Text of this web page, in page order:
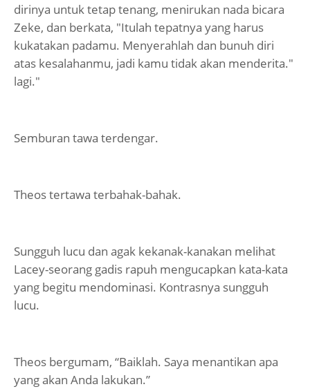
dirinya untuk tetap tenang, menirukan nada bicara
Zeke, dan berkata, "Itulah tepatnya yang harus
kukatakan padamu. Menyerahlah dan bunuh diri
atas kesalahanmu, jadi kamu tidak akan menderita."
lagi."
Semburan tawa terdengar.
Theos tertawa terbahak-bahak.
Sungguh lucu dan agak kekanak-kanakan melihat
Lacey-seorang gadis rapuh mengucapkan kata-kata
yang begitu mendominasi. Kontrasnya sungguh
lucu.
Theos bergumam, “Baiklah. Saya menantikan apa
yang akan Anda lakukan.”